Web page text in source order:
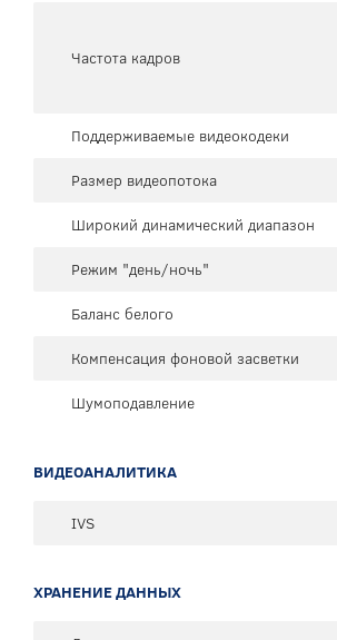
Частота кадров
Поддерживаемые видеокодеки
Размер видеопотока
Широкий динамический диапазон
Режим "день/ночь"
Баланс белого
Компенсация фоновой засветки
Шумоподавление
ВИДЕОАНАЛИТИКА
IVS
ХРАНЕНИЕ ДАННЫХ